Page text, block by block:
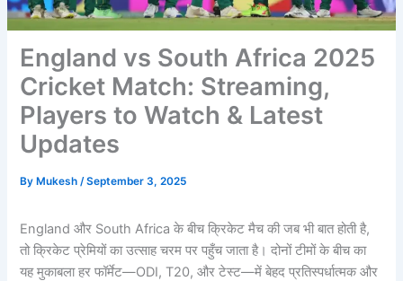
England vs South Africa 2025
Cricket Match: Streaming,
Players to Watch & Latest
Updates
By Mukesh/September 3, 2025
England और South Africa के बीच क्रिकेट मैच की जब भी बात होती है,
तो क्रिकेट प्रेमियों का उत्साह चरम पर पहुँच जाता है। दोनों टीमों के बीच का
यह मुकाबला हर फॉर्मेट—ODI, T20, और टेस्ट—में बेहद प्रतिस्पर्धात्मक और